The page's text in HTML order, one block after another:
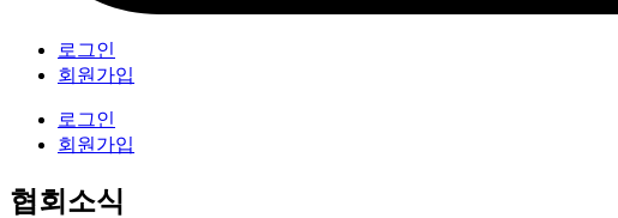
로그인
회원가입
로그인
회원가입
협회소식